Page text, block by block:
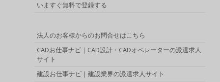
いますぐ無料で登録する
法人のお客様からのお問合せはこちら
CADお仕事ナビ｜CAD設計・CADオペレーターの派遣求人
サイト
建設お仕事ナビ｜建設業界の派遣求人サイト